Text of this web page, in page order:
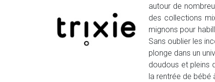
autour de
des collections
mignons pour
Sans oublier les
plonge dans un
doudous et pleins
la rentrée de bébé